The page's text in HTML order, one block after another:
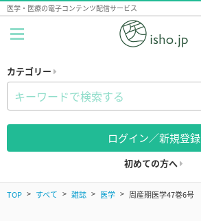
医学・医療の電子コンテンツ配信サービス
カテゴリー
ログイン／新規登録
初めての方へ
TOP すべて 雑誌 医学 周産期医学47巻6号